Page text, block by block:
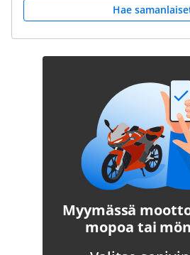
Hae
Myymässä
mopoa tai